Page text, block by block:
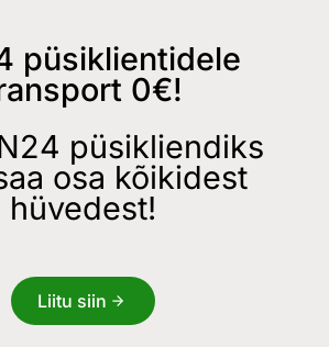
püsiklientidele
0€!
püsikliendiks
osa kõikidest
hüvedest!
Liitu siin